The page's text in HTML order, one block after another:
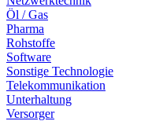
Öl / Gas
Pharma
Rohstoffe
Software
Sonstige Technologie
Telekommunikation
Unterhaltung
Versorger